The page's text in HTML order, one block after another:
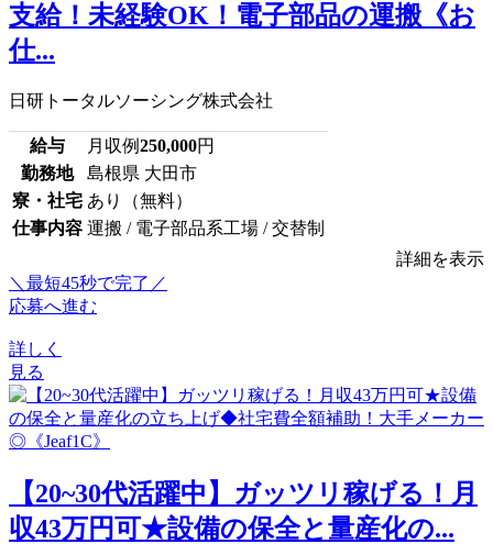
支給！未経験OK！電子部品の運搬《お
仕...
日研トータルソーシング株式会社
給与 月収例250,000円
勤務地
島根県 大田市
寮・社宅 あり（無料）
仕事内容 運搬 / 電子部品系工場 / 交替制
詳細を表示
＼最短45秒で完了／
応募へ進む
詳しく
見る
【20~30代活躍中】ガッツリ稼げる！月
収43万円可★設備の保全と量産化の...